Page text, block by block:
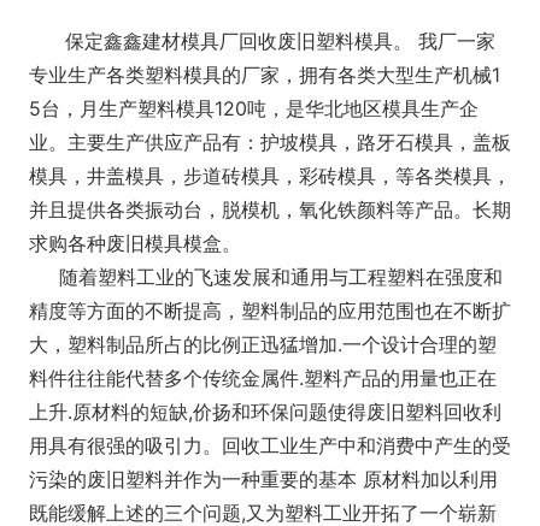
保定鑫鑫建材模具厂回收废旧塑料模具。 我厂一家
专业生产各类塑料模具的厂家，拥有各类大型生产机械1
5台，月生产塑料模具120吨，是华北地区模具生产企
业。主要生产供应产品有：护坡模具，路牙石模具，盖板
模具，井盖模具，步道砖模具，彩砖模具，等各类模具，
并且提供各类振动台，脱模机，氧化铁颜料等产品。长期
求购各种废旧模具模盒。
随着塑料工业的飞速发展和通用与工程塑料在强度和
精度等方面的不断提高，塑料制品的应用范围也在不断扩
大，塑料制品所占的比例正迅猛增加.一个设计合理的塑
料件往往能代替多个传统金属件.塑料产品的用量也正在
上升.原材料的短缺,价扬和环保问题使得废旧塑料回收利
用具有很强的吸引力。回收工业生产中和消费中产生的受
污染的废旧塑料并作为一种重要的基本 原材料加以利用
既能缓解上述的三个问题,又为塑料工业开拓了一个崭新